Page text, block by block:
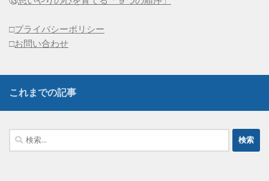
□プライバシーポリシー
□お問い合わせ
これまでの記事
検
索: